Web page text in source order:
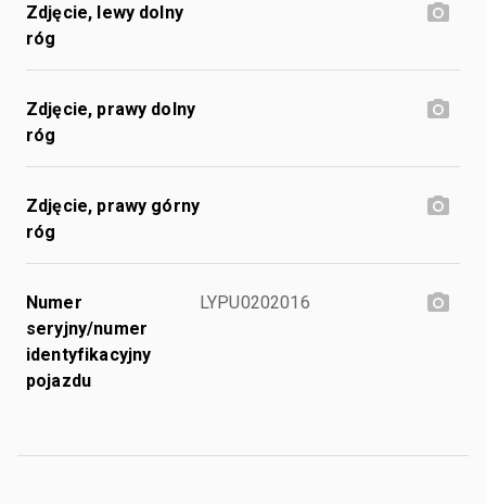
Zdjęcie, lewy dolny
róg
Zdjęcie, prawy dolny
róg
Zdjęcie, prawy górny
róg
Numer
seryjny/numer
identyfikacyjny
pojazdu
LYPU0202016